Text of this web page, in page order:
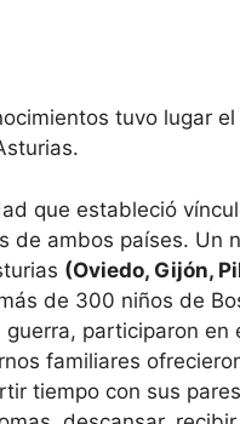
tuvo lugar
que estableció
de ambos países. Un
(Oviedo, Gijón,
de 300 niños de
participaron en
familiares
tiempo con sus